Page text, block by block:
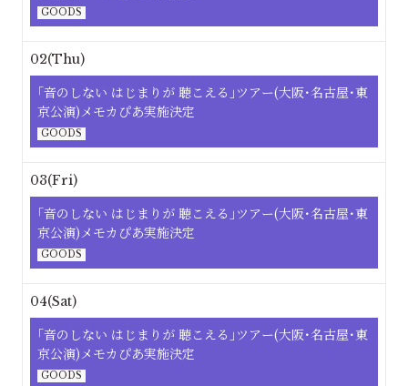
GOODS
02(Thu)
｢⾳のしない はじまりが 聴こえる｣ツアー(大阪･名古屋･東
京公演)メモカぴあ実施決定
GOODS
03(Fri)
｢⾳のしない はじまりが 聴こえる｣ツアー(大阪･名古屋･東
京公演)メモカぴあ実施決定
GOODS
04(Sat)
｢⾳のしない はじまりが 聴こえる｣ツアー(大阪･名古屋･東
京公演)メモカぴあ実施決定
GOODS